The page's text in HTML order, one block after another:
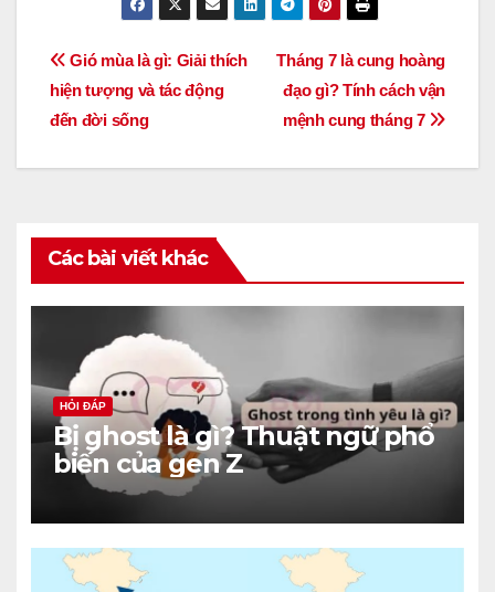
Điều
hướng
bài
Tháng 7 là cung hoàng
đạo gì? Tính cách vận
mệnh cung tháng 7
Gió mùa là gì: Giải thích
hiện tượng và tác động
đến đời sống
Các bài viết khác
HỎI ĐÁP
Bị ghost là gì? Thuật ngữ phổ
biến của gen Z